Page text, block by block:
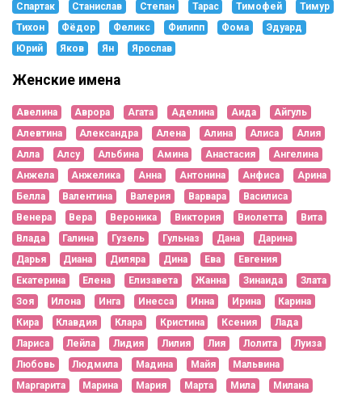
Спартак
Станислав Степан Тарас Тимофей
Тимур
Тихон
Фёдор Феликс Филипп Фома
Эдуард
Юрий
Яков Ян Ярослав
Женские имена
Авелина Аврора Агата Аделина Аида
Айгуль
Алевтина
Александра Алена Алина Алиса
Алия
Алла
Алсу Альбина Амина Анастасия
Ангелина
Анжела
Анжелика Анна Антонина Анфиса
Арина
Белла
Валентина Валерия Варвара
Василиса
Венера
Вера Вероника Виктория Виолетта
Вита
Влада
Галина Гузель Гульназ Дана
Дарина
Дарья
Диана Диляра Дина Ева
Евгения
Екатерина
Елена Елизавета Жанна Зинаида
Злата
Зоя
Илона Инга Инесса Инна Ирина
Карина
Кира
Клавдия Клара Кристина Ксения
Лада
Лариса
Лейла Лидия Лилия Лия Лолита
Луиза
Любовь
Людмила Мадина Майя
Мальвина
Маргарита
Марина Мария Марта Мила
Милана